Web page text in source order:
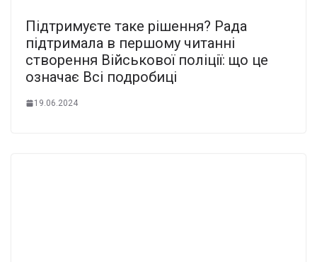
Підтримуєте таке рішення? Рада
підтримала в першому читанні
створення Військової поліції: що це
означає Всі подробиці
19.06.2024